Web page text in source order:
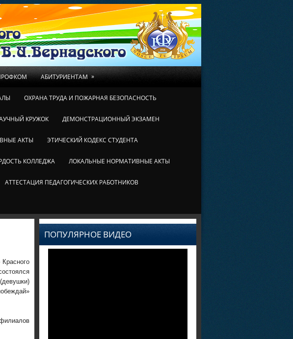
АБИТУРИЕНТАМ »
ОХРАНА ТРУДА И ПОЖАРНАЯ БЕЗОПАСНОСТЬ
КРУЖОК ДЕМОНСТРАЦИОННЫЙ ЭКЗАМЕН
АКТЫ ЭТИЧЕСКИЙ КОДЕКС СТУДЕНТА
КОЛЛЕДЖА ЛОКАЛЬНЫЕ НОРМАТИВНЫЕ АКТЫ
АТТЕСТАЦИЯ ПЕДАГОГИЧЕСКИХ РАБОТНИКОВ
ПОПУЛЯРНОЕ ВИДЕО